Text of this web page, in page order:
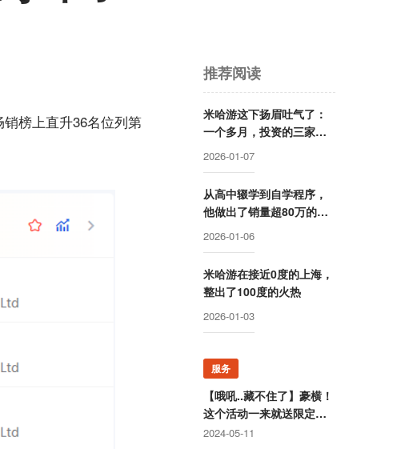
榜上直升36名位列第
推荐阅读
米哈游这下扬眉吐气了：
一个多月，投资的三家公
司申请IPO
2026-01-07
从高中辍学到自学程序，
他做出了销量超80万的单
机
2026-01-06
米哈游在接近0度的上海，
整出了100度的火热
2026-01-03
服务
【哦吼..藏不住了】豪横！
这个活动一来就送限定游
戏周边！
2024-05-11